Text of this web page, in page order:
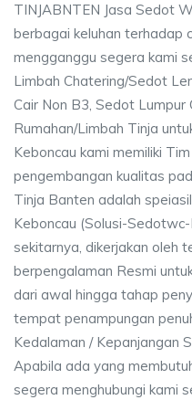
TINJABNTEN Jasa Sedot
berbagai keluhan terhadap
mengganggu segera kami
Limbah Chatering/Sedot
Cair Non B3, Sedot Lumpur
Rumahan/Limbah Tinja
Keboncau kami memiliki
pengembangan kualitas
Tinja Banten adalah
Keboncau (Solusi-
sekitarnya, dikerjakan oleh
berpengalaman Resmi
dari awal hingga tahap
tempat penampungan
Kedalaman / Kepanjangan
Apabila ada yang
segera menghubungi kami